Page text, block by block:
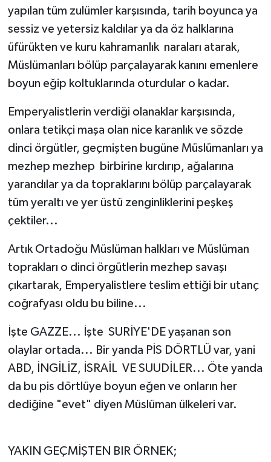
yapılan tüm zulümler karşısında, tarih boyunca ya
sessiz ve yetersiz kaldılar ya da öz halklarına
üfürükten ve kuru kahramanlık naraları atarak,
Müslümanları bölüp parçalayarak kanını emenlere
boyun eğip koltuklarında oturdular o kadar.
Emperyalistlerin verdiği olanaklar karşısında,
onlara tetikçi maşa olan nice karanlık ve sözde
dinci örgütler, geçmişten bugüne Müslümanları ya
mezhep mezhep birbirine kırdırıp, ağalarına
yarandılar ya da topraklarını bölüp parçalayarak
tüm yeraltı ve yer üstü zenginliklerini peşkeş
çektiler...
Artık Ortadoğu Müslüman halkları ve Müslüman
toprakları o dinci örgütlerin mezhep savaşı
çıkartarak, Emperyalistlere teslim ettiği bir utanç
coğrafyası oldu bu biline...
İşte GAZZE... İşte SURİYE'DE yaşanan son
olaylar ortada... Bir yanda PİS DÖRTLÜ var, yani
ABD, İNGİLİZ, İSRAİL VE SUUDİLER... Öte yanda
da bu pis dörtlüye boyun eğen ve onların her
dediğine "evet" diyen Müslüman ülkeleri var.
YAKIN GEÇMİŞTEN BIR ÖRNEK;